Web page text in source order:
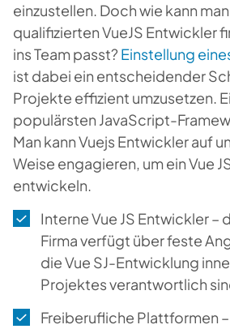
einzustellen. Doch wie kann
qualifizierten VueJS Entwickler
ins Team passt?Einstellung
ist dabei ein entscheidender
Projekte effizient umzusetzen.
populärsten JavaScript-
Man kann Vuejs Entwickler auf
Weise engagieren, um ein Vue
entwickeln.
Interne Vue JS Entwickler–
Firma verfügt über feste
die Vue SJ-Entwicklung
Projektes verantwortlich
Freiberufliche Plattformen